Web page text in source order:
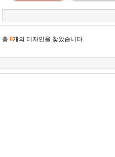
총 0개의 디자인을 찾았습니다.